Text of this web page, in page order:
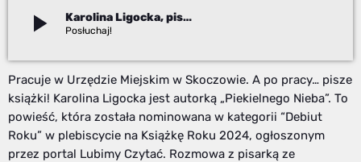
play_arrow Karolina Ligocka, pisarka
Pracuje w Urzędzie Miejskim w Skoczowie. A po pracy… pisze
książki! Karolina Ligocka jest autorką „Piekielnego Nieba”. To
powieść, która została nominowana w kategorii “Debiut
Roku” w plebiscycie na Książkę Roku 2024, ogłoszonym
przez portal Lubimy Czytać. Rozmowa z pisarką ze